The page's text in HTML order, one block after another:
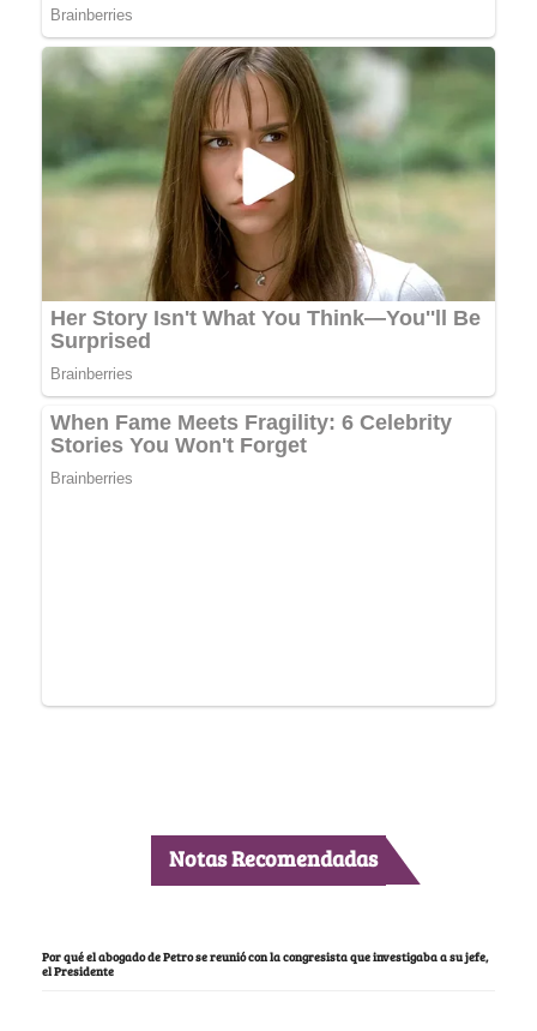
Notas Recomendadas
Por qué el abogado de Petro se reunió con la congresista que investigaba a su jefe,
el Presidente